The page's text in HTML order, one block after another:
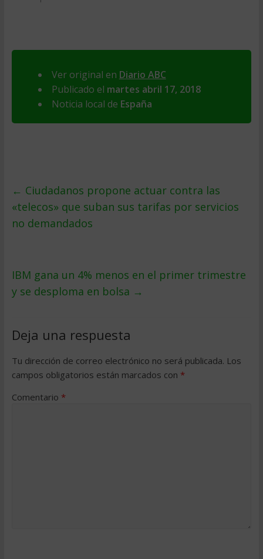
Ver original en Diario ABC
Publicado el martes abril 17, 2018
Noticia local de España
← Ciudadanos propone actuar contra las
«telecos» que suban sus tarifas por servicios
no demandados
IBM gana un 4% menos en el primer trimestre
y se desploma en bolsa →
Deja una respuesta
Tu dirección de correo electrónico no será publicada. Los
campos obligatorios están marcados con *
Comentario *